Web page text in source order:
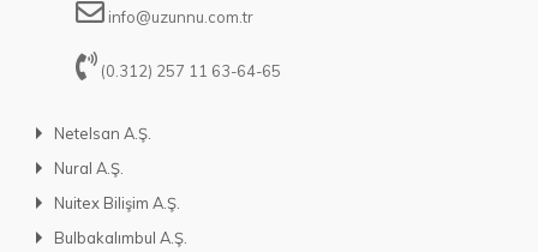
info@uzunnu.com.tr
(0.312) 257 11 63-64-65
Netelsan A.Ş.
Nural A.Ş.
Nuitex Bilişim A.Ş.
Bulbakalımbul A.Ş.